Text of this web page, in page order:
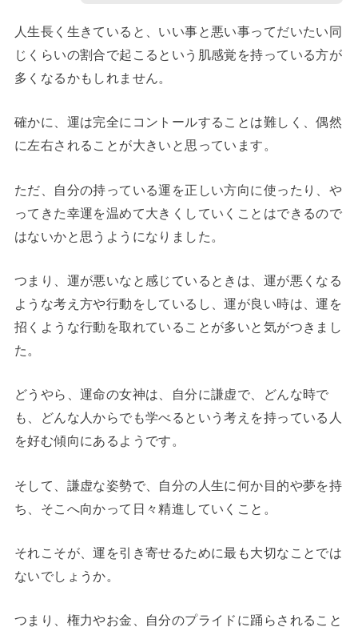
人生長く生きていると、いい事と悪い事ってだいたい同
じくらいの割合で起こるという肌感覚を持っている方が
多くなるかもしれません。
確かに、運は完全にコントールすることは難しく、偶然
に左右されることが大きいと思っています。
ただ、自分の持っている運を正しい方向に使ったり、や
ってきた幸運を温めて大きくしていくことはできるので
はないかと思うようになりました。
つまり、運が悪いなと感じているときは、運が悪くなる
ような考え方や行動をしているし、運が良い時は、運を
招くような行動を取れていることが多いと気がつきまし
た。
どうやら、運命の女神は、自分に謙虚で、どんな時で
も、どんな人からでも学べるという考えを持っている人
を好む傾向にあるようです。
そして、謙虚な姿勢で、自分の人生に何か目的や夢を持
ち、そこへ向かって日々精進していくこと。
それこそが、運を引き寄せるために最も大切なことでは
ないでしょうか。
つまり、権力やお金、自分のプライドに踊らされること